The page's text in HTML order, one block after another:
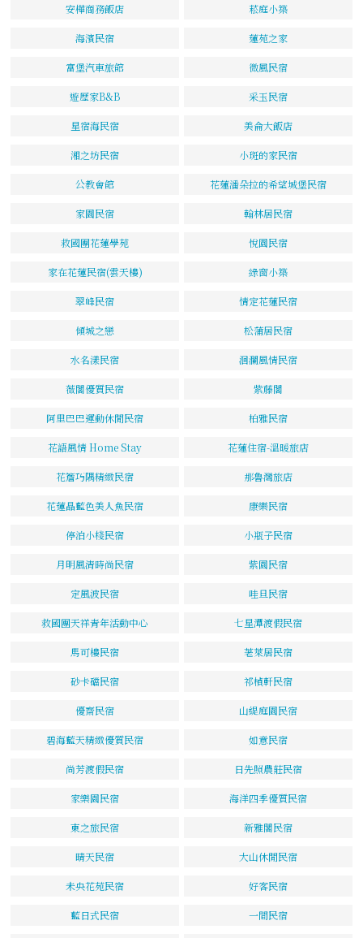
安樺商務飯店 菘庭小築
海濱民宿 蓮苑之家
富堡汽車旅館 微風民宿
遊歷家B&B 采玉民宿
星宿海民宿 美侖大飯店
湘之坊民宿 小斑的家民宿
公教會館 花蓮潘朵拉的希望城堡民宿
家園民宿 翰林居民宿
救國團花蓮學苑 悅園民宿
家在花蓮民宿(雲天樓) 綠窗小築
翠峰民宿 情定花蓮民宿
傾城之戀 松蒲居民宿
水名漾民宿 洄瀾風情民宿
薇閣優質民宿 紫藤閣
阿里巴巴運動休閒民宿 柏雅民宿
花語風情 Home Stay 花蓮住宿-溫暖旅店
花簷巧隅精緻民宿 那魯灣旅店
花蓮晶藍色美人魚民宿 康樂民宿
停泊小棧民宿 小瓶子民宿
月明風清時尚民宿 紫園民宿
定風波民宿 哇旦民宿
救國團天祥青年活動中心 七星潭渡假民宿
馬可樓民宿 荖萊居民宿
砂卡礑民宿 祁楨軒民宿
優齋民宿 山緹庭園民宿
碧海藍天精緻優質民宿 如意民宿
尚芳渡假民宿 日先照農莊民宿
家樂園民宿 海洋四季優質民宿
東之旅民宿 新雅閣民宿
晴天民宿 大山休閒民宿
未央花苑民宿 好客民宿
藍日式民宿 一間民宿